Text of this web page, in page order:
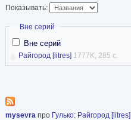
Лондон.
С 2009 года более
Показывать:
Скрыть
Вне серий
Вне серий
Райгород [litres] 1777K, 285 с.
mysevra про Гулько: Райгород [litres]